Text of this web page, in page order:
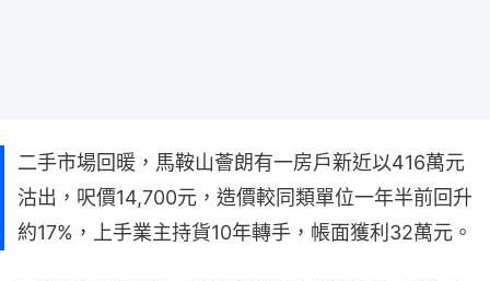
二手市場回暖，馬鞍山薈朗有一房戶新近以416萬元
沽出，呎價14,700元，造價較同類單位一年半前回升
約17%，上手業主持貨10年轉手，帳面獲利32萬元。